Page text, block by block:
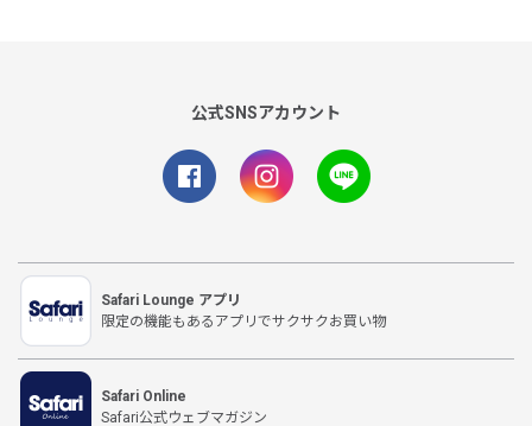
公式SNSアカウント
Safari Lounge アプリ
限定の機能もあるアプリでサクサクお買い物
Safari Online
Safari公式ウェブマガジン